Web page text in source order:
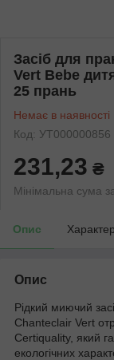
Засіб для
Vert Bebe
25 прань
Немає в наявності
Код: УТ000000856
231,23 ₴
Мінімальна сума
Опис
Опис
Рідкий миючий
Chanteclair Vert
Certiquality, який
екологічних